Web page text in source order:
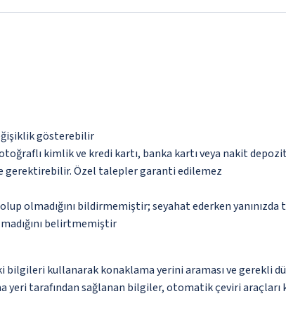
gösterebilir
kimlik ve kredi kartı, banka kartı veya nakit
gerektirebilir. Özel talepler garanti edilemez
olmadığını bildirmemiştir; seyahat ederken
belirtmemiştir
kullanarak konaklama yerini araması ve gerekli
tarafından sağlanan bilgiler, otomatik çeviri araçları